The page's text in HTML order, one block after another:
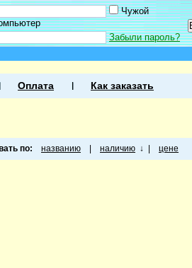
Чужой
Забыли пароль?
Оплата Как заказать
по: названию наличию ↓ цене